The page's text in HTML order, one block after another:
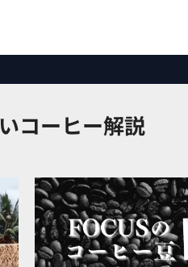
コーヒー解説